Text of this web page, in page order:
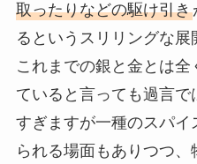
取ったりなどの駆け引き
るというスリリングな展
これまでの銀と金とは
ていると言っても過言
すぎますが一種のスパ
られる場面もありつつ